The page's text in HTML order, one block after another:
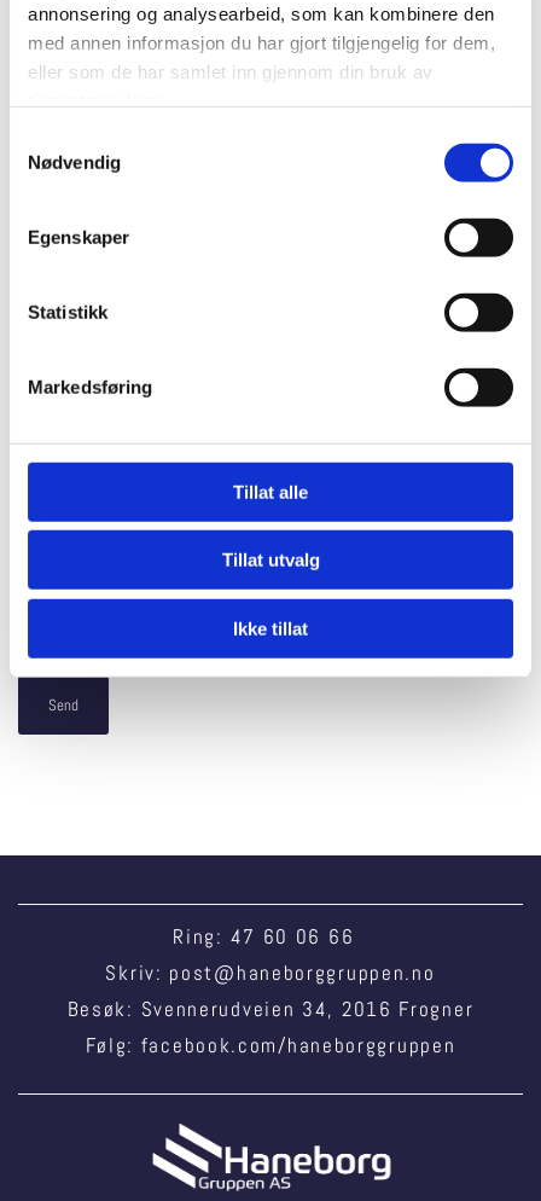
annonsering og analysearbeid, som kan kombinere den
med annen informasjon du har gjort tilgjengelig for dem,
eller som de har samlet inn gjennom din bruk av
Nødvendig
Egenskaper
Statistikk
Markedsføring
Tillat alle
Tillat utvalg
Ikke tillat
Underlag for innfesting (eks betong, skifer etc).
Finnes det varmekabler som må hensyntas?
Gjerne bilder av monteringsstedet med en enkel skisse, evt.
Ring: 47 60 06 66
Skriv: post@haneborggruppen.no
Besøk: Svennerudveien 34, 2016 Frogner
Følg: facebook.com/haneborggruppen